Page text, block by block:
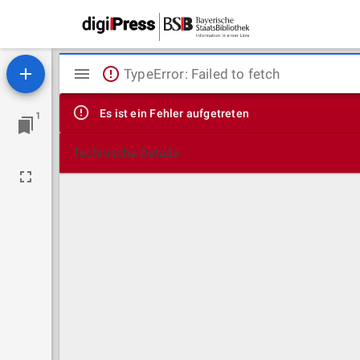
1
Mirador
Viewer
TypeError: Failed to fetch
Es ist ein Fehler aufgetreten
Technische Details